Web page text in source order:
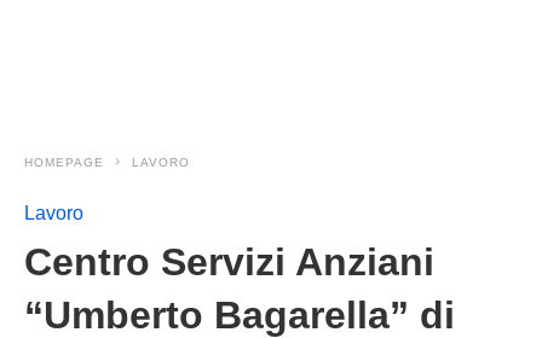
HOMEPAGE LAVORO
Lavoro
Centro Servizi Anziani
“Umberto Bagarella” di